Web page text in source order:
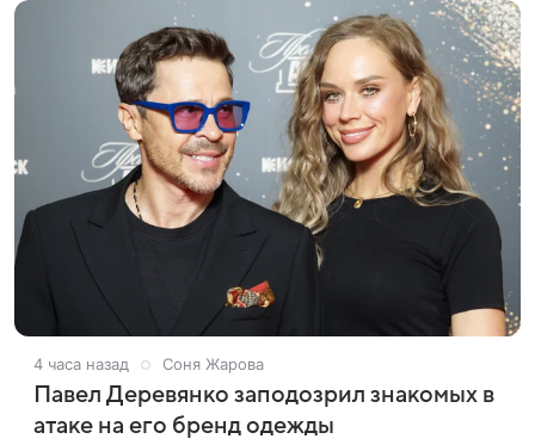
4 часа назад Соня Жарова
Павел Деревянко заподозрил знакомых в
атаке на его бренд одежды